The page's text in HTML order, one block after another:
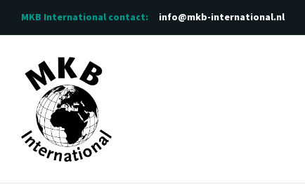
inhoud
MKB International contact: info@mkb-international.nl